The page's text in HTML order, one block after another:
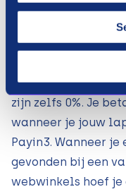
betalen met
financieel oogpunt
misschien aan
rentepercentages
Onze
zijn zelfs 0%. Je
wanneer je jouw
Payin3. Wanneer
gevonden bij een
webwinkels hoef je